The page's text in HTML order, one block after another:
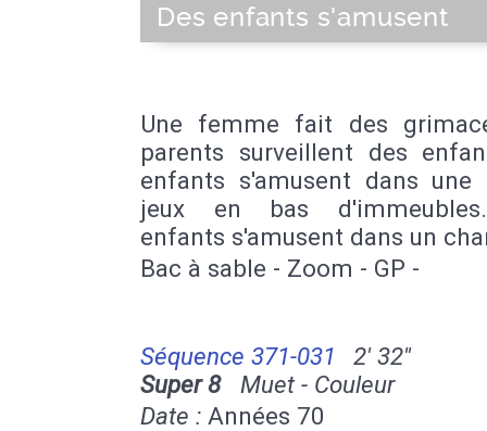
Des enfants s'amusent
Une femme fait des
parents surveillent des
enfants s'amusent dans une
jeux en bas
enfants s'amusent dans un
Bac à sable - Zoom - GP -
Séquence 371-031
2' 32''
Super 8Muet - Couleur
Date : Années 70